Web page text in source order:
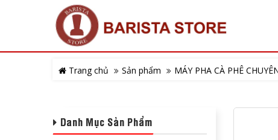
Trang chủ Sản phẩm MÁY PHA CÀ PHÊ
Danh Mục Sản Phẩm